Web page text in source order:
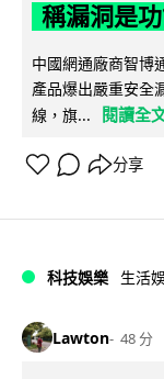
稱漏洞是
中國網通廠商智
產品爆出嚴重安全
線，旗...
閱讀全
分享
科技娛樂 生活
Lawton 48 分